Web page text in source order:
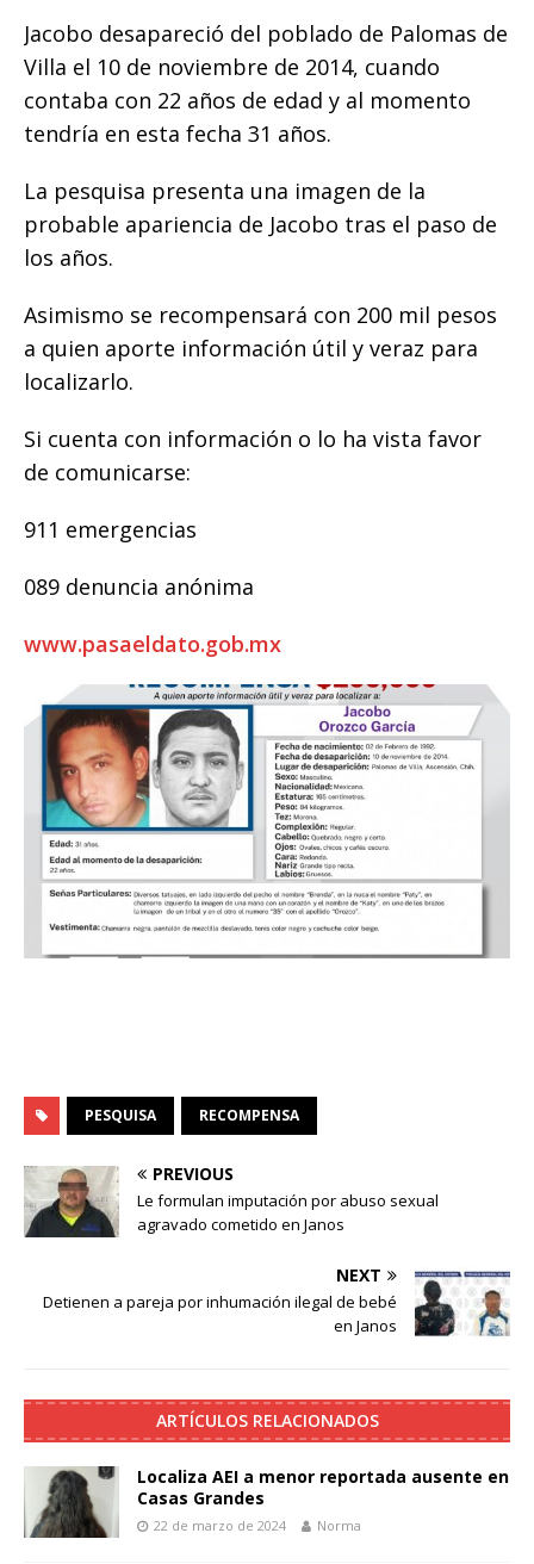
o
k
p e
r
k r
Jacobo desapareció del poblado de Palomas de
Villa el 10 de noviembre de 2014, cuando
contaba con 22 años de edad y al momento
tendría en esta fecha 31 años.
La pesquisa presenta una imagen de la
probable apariencia de Jacobo tras el paso de
los años.
Asimismo se recompensará con 200 mil pesos
a quien aporte información útil y veraz para
localizarlo.
Si cuenta con información o lo ha vista favor
de comunicarse:
911 emergencias
089 denuncia anónima
www.pasaeldato.gob.mx
PESQUISA RECOMPENSA
PREVIOUS
Le formulan imputación por abuso sexual
agravado cometido en Janos
NEXT
Detienen a pareja por inhumación ilegal de bebé
en Janos
ARTÍCULOS RELACIONADOS
Localiza AEI a menor reportada ausente en
Casas Grandes
22 de marzo de 2024 Norma